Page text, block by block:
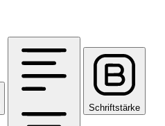
Schriftstärke